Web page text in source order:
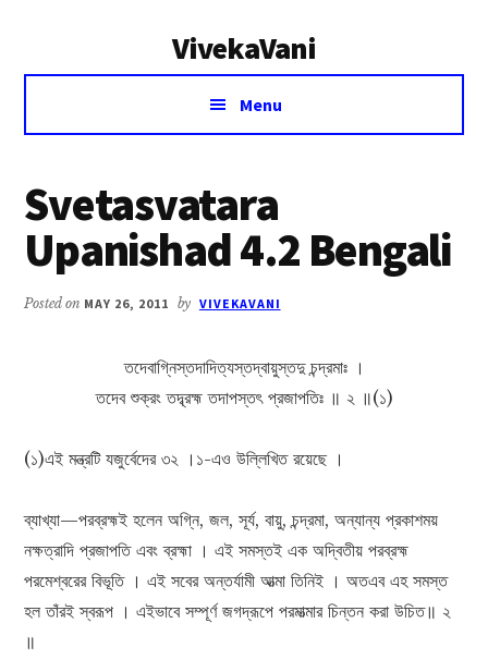
VivekaVani
Voice
Vivekananda
Menu
Svetasvatara
Upanishad 4.2 Bengali
Posted on MAY 26, 2011 by VIVEKAVANI
তদেবাগ্নিস্তদাদিত্যস্তদ্বায়ুস্তদু চন্দ্রমাঃ ।
তদেব শুক্রং তদ্ব্রহ্ম তদাপস্তৎ প্রজাপতিঃ ॥ ২ ॥(১)
(১)এই মন্ত্রটি যজুর্বেদের ৩২ ।১-এও উল্লিখিত রয়েছে ।
ব্যাখ্যা—পরব্রহ্মই হলেন অগ্নি, জল, সূর্য, বায়ু, চন্দ্রমা, অন্যান্য প্রকাশময়
নক্ষত্রাদি প্রজাপতি এবং ব্রহ্মা । এই সমস্তই এক অদ্বিতীয় পরব্রহ্ম
পরমেশ্বরের বিভূতি । এই সবের অন্তর্যামী আত্মা তিনিই । অতএব এহ সমস্ত
হল তাঁরই স্বরূপ । এইভাবে সম্পূর্ণ জগদ্রূপে পরমাত্মার চিন্তন করা উচিত॥ ২
॥